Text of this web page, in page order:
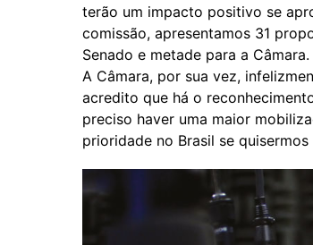
terão um impacto positivo se
comissão, apresentamos 31
Senado e metade para a
A Câmara, por sua vez,
acredito que há o
preciso haver uma maior
prioridade no Brasil se